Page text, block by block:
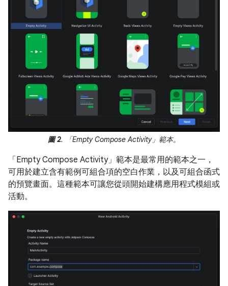
圖 2. 「Empty Compose Activity」範本。
「Empty Compose Activity」範本是最常用的範本之一，
可用於建立含有範例可組合項的空白作業，以及可組合函式
的預覽畫面。這種範本可讓您從頭開始建構應用程式模組或
活動。